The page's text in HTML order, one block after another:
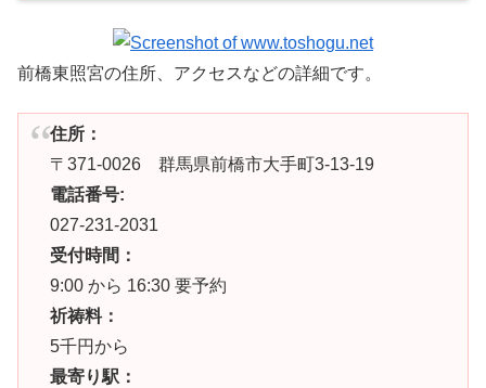
前橋東照宮の住所、アクセスなどの詳細です。
住所：
〒371-0026 群馬県前橋市大手町3-13-19
電話番号:
027-231-2031
受付時間：
9:00 から 16:30 要予約
祈祷料：
5千円から
最寄り駅：